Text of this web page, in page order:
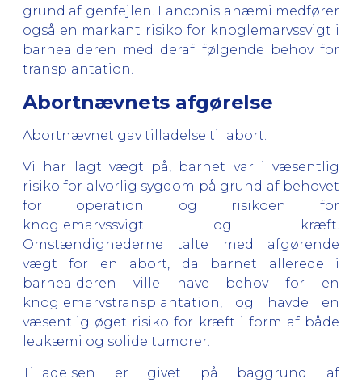
grund af genfejlen. Fanconis anæmi medfører
også en markant risiko for knoglemarvssvigt i
barnealderen med deraf følgende behov for
transplantation.
Abortnævnets afgørelse
Abortnævnet gav tilladelse til abort.
Vi har lagt vægt på, barnet var i væsentlig
risiko for alvorlig sygdom på grund af behovet
for operation og risikoen for
knoglemarvssvigt og kræft.
Omstændighederne talte med afgørende
vægt for en abort, da barnet allerede i
barnealderen ville have behov for en
knoglemarvstransplantation, og havde en
væsentlig øget risiko for kræft i form af både
leukæmi og solide tumorer.
Tilladelsen er givet på baggrund af